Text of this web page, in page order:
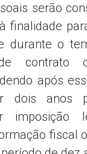
serão
finalidade
durante o
de contrato
após
dois anos
imposição
fiscal